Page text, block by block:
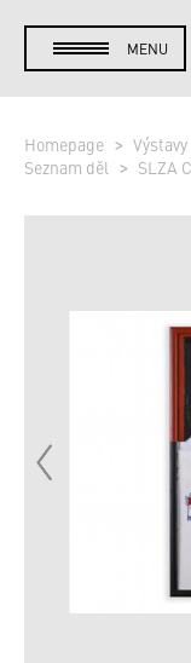
MENU
Homepage
Seznam děl
SLZA